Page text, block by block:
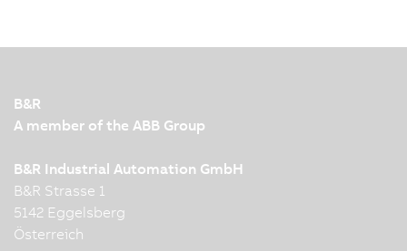
B&R
A member of the ABB Group
B&R Industrial Automation GmbH
B&R Strasse 1
5142 Eggelsberg
Österreich